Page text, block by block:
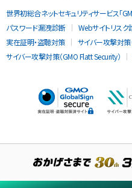
世界初総合ネットセキュリティサービス「
パスワード漏洩診断
Webサイトリスク
実在証明・盗聴対策
サイバー攻撃対策
サイバー攻撃対策（GMO Flatt Security）
当ウェブサイトでは、サービ